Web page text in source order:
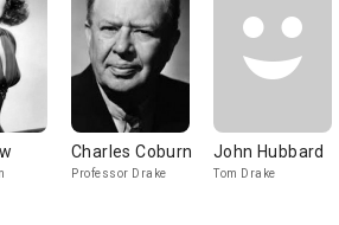
Charles Coburn
Professor Drake
John Hubbard
Tom Drake